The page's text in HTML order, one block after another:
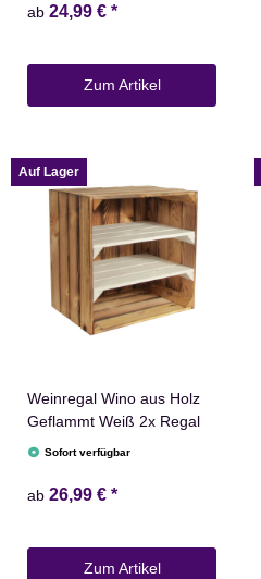
ab 24,99 € *
Zum Artikel
Auf Lager
Weinregal Wino aus Holz
Geflammt Weiß 2x Regal
Sofort verfügbar
ab 26,99 € *
Zum Artikel